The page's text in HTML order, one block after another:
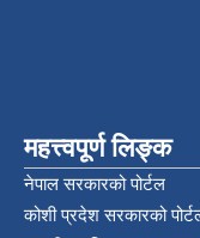
महत्त्वपूर्ण लिङ्क
नेपाल सरकारको पोर्टल
कोशी प्रदेश सरकारको